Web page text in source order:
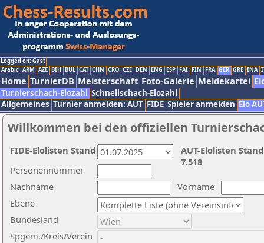
Logged on: Gast
Arabic ARM AZE BIH BUL CAT CHN CRO CZE DEN ENG ESP FAI FIN FRA GER GRE INA
Home TurnierDB Meisterschaft Foto-Galerie Meldekartei
Turnierschach-Elozahl Schnellschach-Elozahl
Allgemeines Turnier anmelden: AUT FIDE Spieler anmelden Elo
Willkommen bei den offiziellen
Nachname
Vorname
Ebene
Personennummer
Bundesland
Spgem./Kreis/Verein
AUT-Elolisten
7.518
FIDE-Elolisten Stand